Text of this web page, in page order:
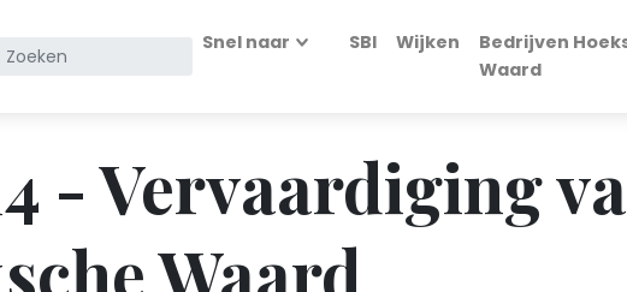
Zoek
KvK
nummer
Snel naar SBI Wijken
Bedrijven
Waard
- Vervaardiging
Waard